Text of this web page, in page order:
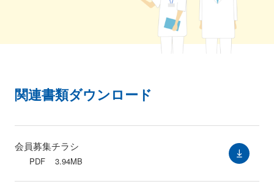
関連書類ダウンロード
会員募集チラシ
PDF 3.94MB